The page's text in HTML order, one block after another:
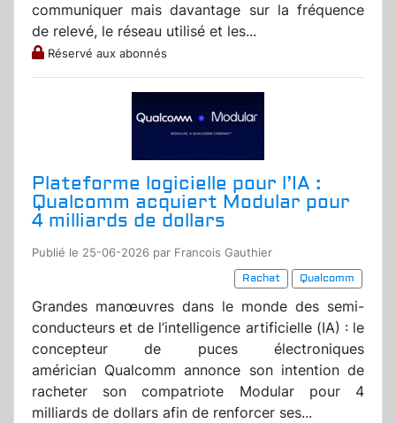
communiquer mais davantage sur la fréquence
de relevé, le réseau utilisé et les...
Réservé aux abonnés
Plateforme logicielle pour l’IA :
Qualcomm acquiert Modular pour
4 milliards de dollars
Publié le 25-06-2026 par Francois Gauthier
Rachat
Qualcomm
Grandes manœuvres dans le monde des semi-
conducteurs et de l’intelligence artificielle (IA) : le
concepteur de puces électroniques
américian Qualcomm annonce son intention de
racheter son compatriote Modular pour 4
milliards de dollars afin de renforcer ses...